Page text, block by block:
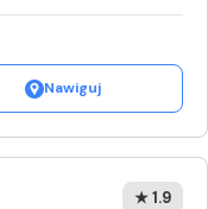
Nawiguj
★ 1.9